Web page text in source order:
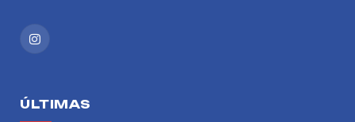
Instagram
ÚLTIMAS